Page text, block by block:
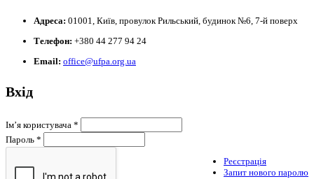
Адреса: 01001, Київ, провулок Рильський, будинок №6, 7-й поверх
Телефон: +380 44 277 94 24
Email: office@ufpa.org.ua
Вхід
Ім’я користувача *
Пароль *
Реєстрація
Запит нового паролю